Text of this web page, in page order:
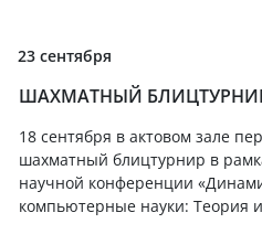
23 сентября
ШАХМАТНЫЙ
18 сентября в актовом зале
шахматный блицтурнир в
научной конференции
компьютерные науки: Теория